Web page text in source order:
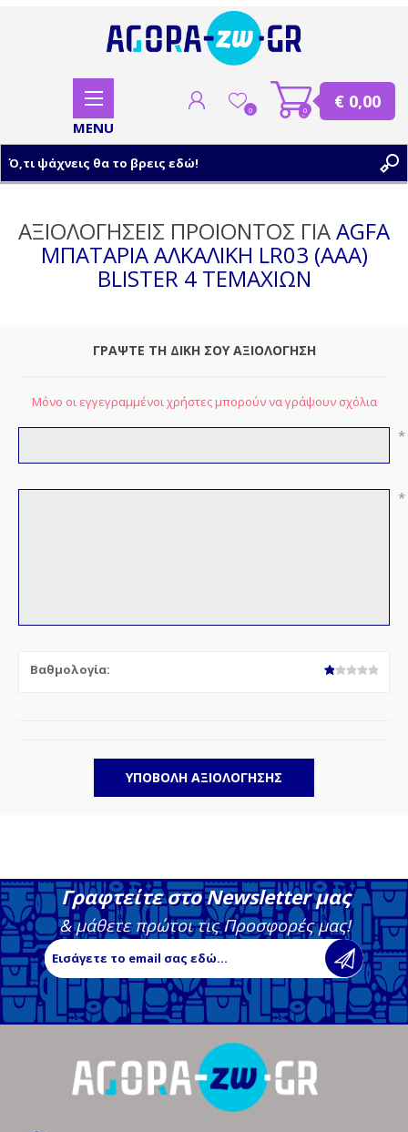
ΕΓΓΡΑΦΗ
ΣΥΝΔΕΣΗ
0 0 € 0,00
ΑΞΙΟΛΟΓΗΣΕΙΣ ΠΡΟΙΟΝΤΟΣ ΓΙΑAGFA
ΜΠΑΤΑΡΙΑ ΑΛΚΑΛΙΚΗ LR03 (AAA)
BLISTER 4 ΤΕΜΑΧΙΩΝ
ΓΡΑΨΤΕ ΤΗ ΔΙΚΗ ΣΟΥ ΑΞΙΟΛΟΓΗΣΗ
Μόνο οι εγγεγραμμένοι χρήστες μπορούν να γράψουν σχόλια
*
*
Βαθμολογία:
Γραφτείτε στο Newsletter μας
& μάθετε πρώτοι τις Προσφορές μας!